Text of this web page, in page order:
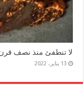
لا تنطفئ منذ نصف
13 يناير، 2022